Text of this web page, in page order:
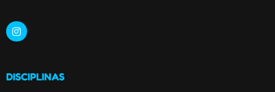
DISCIPLINAS